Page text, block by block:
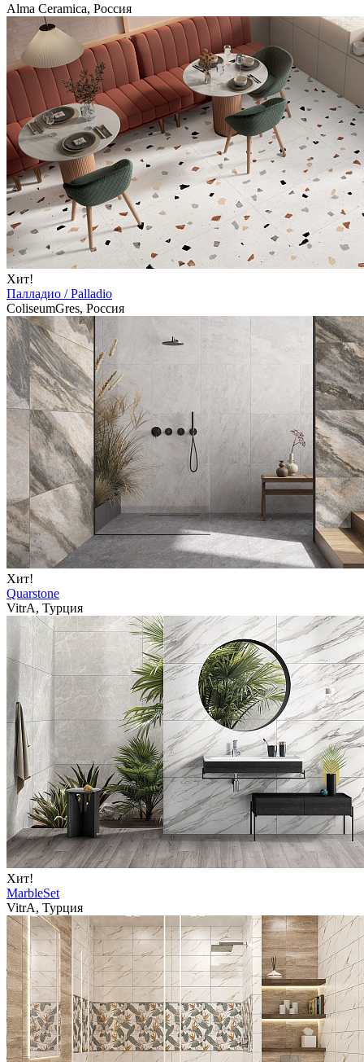
Alma Ceramica, Россия
Хит!
Палладио / Palladio
ColiseumGres, Россия
Хит!
Quarstone
VitrA, Турция
Хит!
MarbleSet
VitrA, Турция